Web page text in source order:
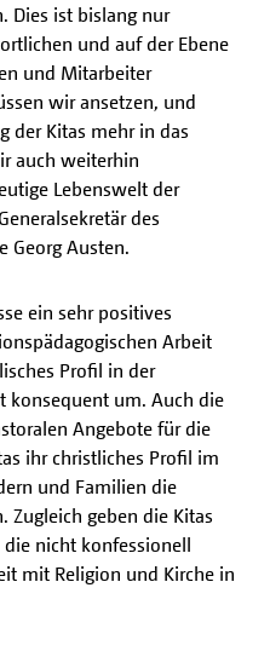
Dies ist bislang nur
und auf der Ebene
und Mitarbeiter
wir ansetzen, und
der Kitas mehr in das
auch weiterhin
Lebenswelt der
des
Georg Austen.
ein sehr positives
Arbeit
Profil in der
konsequent um. Auch die
Angebote für die
ihr christliches Profil im
und Familien die
Zugleich geben die Kitas
nicht konfessionell
mit Religion und Kirche in